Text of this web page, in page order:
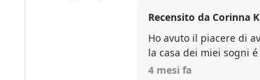
Recensito da Corinna
Ho avuto il piacere di
la casa dei miei sogni
supportata in tutte le
4 mesi fa